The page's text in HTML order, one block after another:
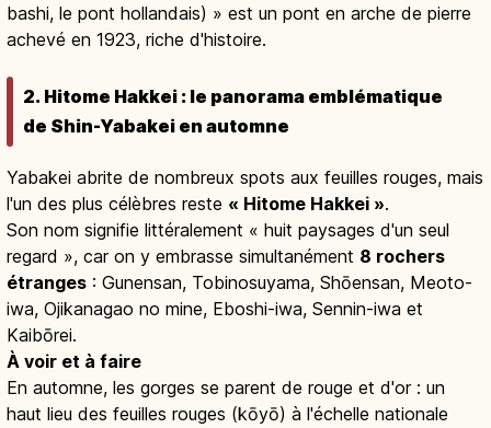
bashi, le pont hollandais) » est un pont en arche de pierre
achevé en 1923, riche d'histoire.
2. Hitome Hakkei : le panorama emblématique
de Shin-Yabakei en automne
Yabakei abrite de nombreux spots aux feuilles rouges, mais
l'un des plus célèbres reste « Hitome Hakkei ».
Son nom signifie littéralement « huit paysages d'un seul
regard », car on y embrasse simultanément 8 rochers
étranges : Gunensan, Tobinosuyama, Shōensan, Meoto-
iwa, Ojikanagao no mine, Eboshi-iwa, Sennin-iwa et
Kaibōrei.
À voir et à faire
En automne, les gorges se parent de rouge et d'or : un
haut lieu des feuilles rouges (kōyō) à l'échelle nationale